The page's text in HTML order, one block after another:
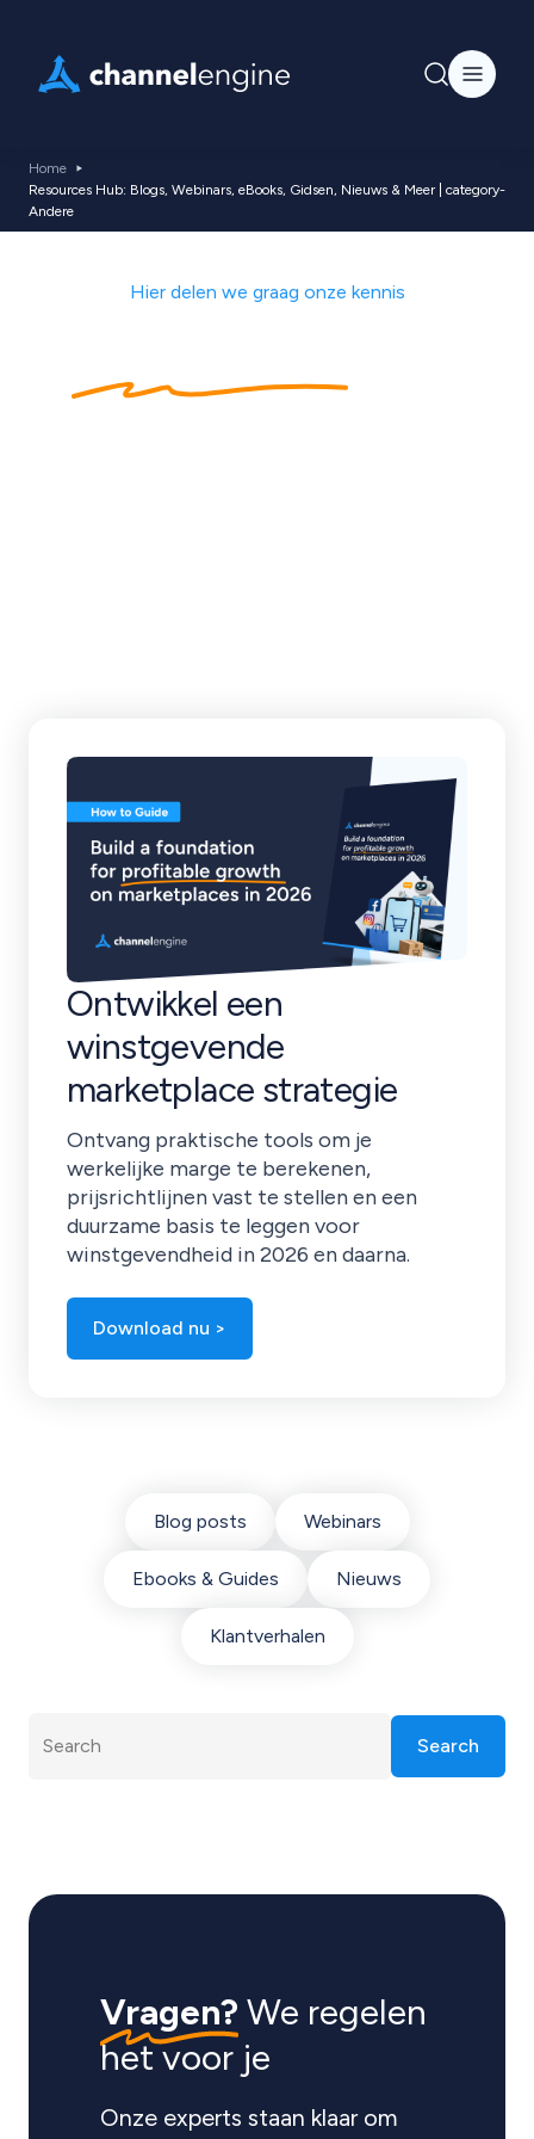
Home
Resources Hub: Blogs, Webinars, eBooks, Gidsen, Nieuws & Meer | category-
Andere
Hier delen we graag onze kennis
ecommerce tips,
Ontwikkel een
winstgevende
marketplace strategie
Ontvang praktische tools om je
werkelijke marge te berekenen,
prijsrichtlijnen vast te stellen en een
duurzame basis te leggen voor
winstgevendheid in 2026 en daarna.
Download nu >
Blog posts Webinars
Ebooks & Guides Nieuws
Klantverhalen
Search
Vragen? We regelen
het voor je
Onze experts staan klaar om